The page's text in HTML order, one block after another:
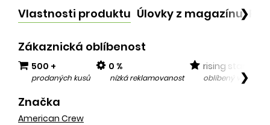
Vlastnosti produktu Úlovky z magazínu❯
Zákaznická oblíbenost
500 +
prodaných kusů
0 %
nízká reklamovanost
rising star
oblíbený v❯
Značka
American Crew